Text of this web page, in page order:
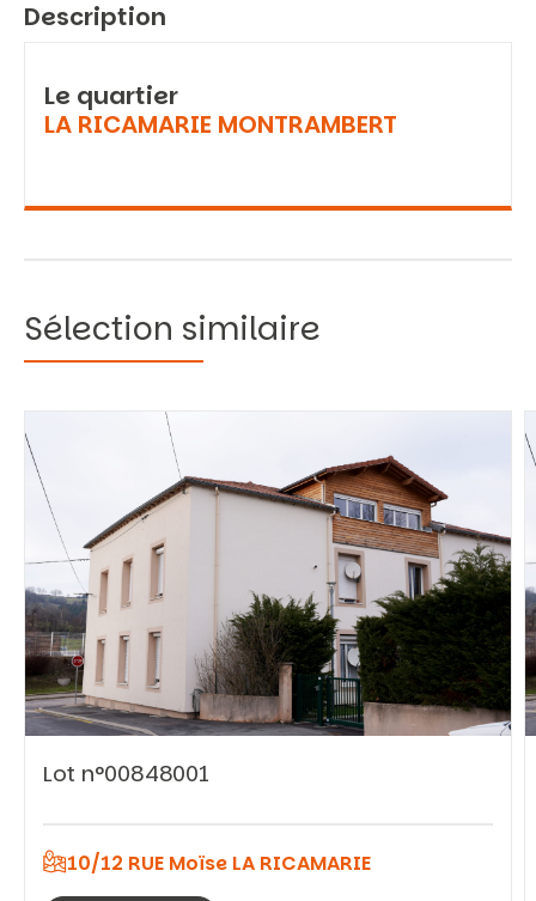
Vous recherchez&nbsp;:
Description
Le quartier
LA RICAMARIE MONTRAMBERT
Sélection similaire
Lot n°00848001
10/12 RUE Moïse LA RICAMARIE